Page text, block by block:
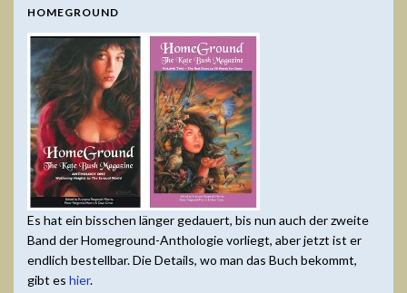
HOMEGROUND
Es hat ein bisschen länger gedauert, bis nun auch der zweite
Band der Homeground-Anthologie vorliegt, aber jetzt ist er
endlich bestellbar. Die Details, wo man das Buch bekommt,
gibt es hier.